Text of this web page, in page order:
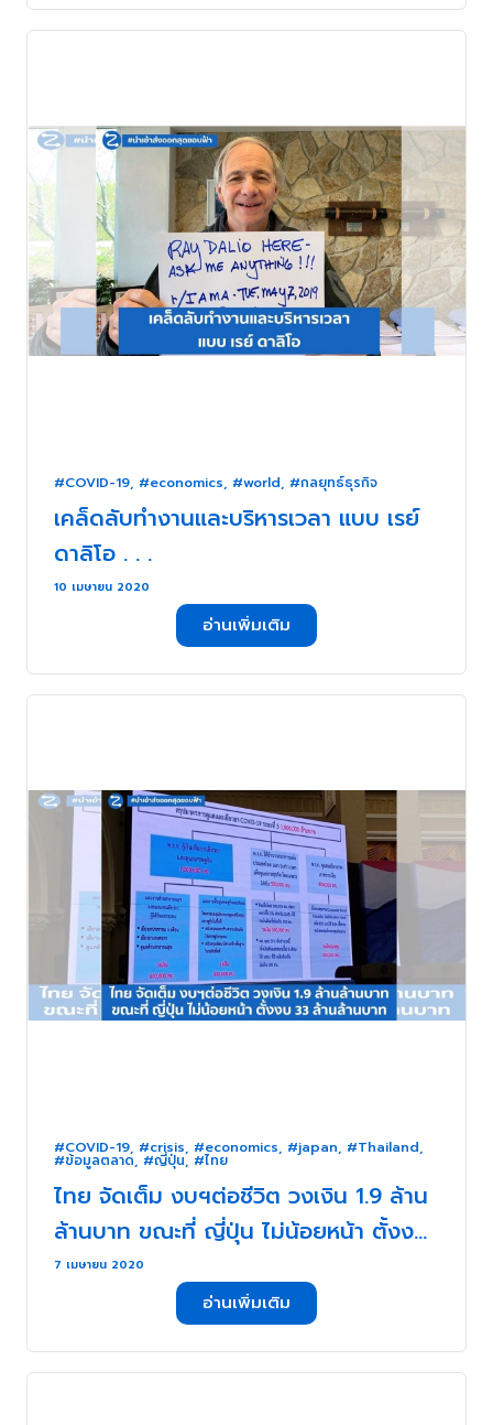
#COVID-19, #economics, #world, #กลยุทธ์ธุรกิจ
เคล็ดลับทำงานและบริหารเวลา แบบ เรย์
ดาลิโอ . . .
10 เมษายน 2020
อ่านเพิ่มเติม
#COVID-19, #crisis, #economics, #japan, #Thailand,
#ข้อมูลตลาด, #ญี่ปุ่น, #ไทย
ไทย จัดเต็ม งบฯต่อชีวิต วงเงิน 1.9 ล้าน
ล้านบาท ขณะที่ ญี่ปุ่น ไม่น้อยหน้า ตั้งงบ
33 ล้านล้านบาท . . .
7 เมษายน 2020
อ่านเพิ่มเติม